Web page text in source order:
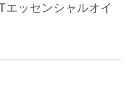
ッセンシャルオイ